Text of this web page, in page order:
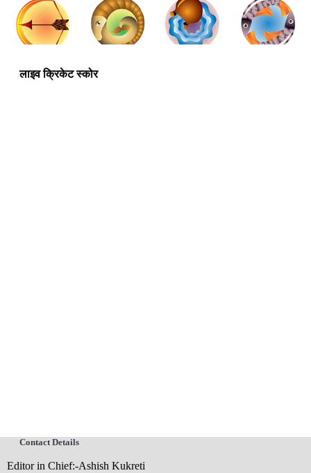
लाइव क्रिकेट स्कोर
Contact Details
Editor in Chief:-Ashish Kukreti